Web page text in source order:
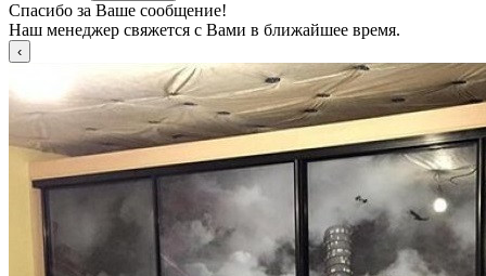
Спасибо за Ваше сообщение!
Наш менеджер свяжется с Вами в ближайшее время.